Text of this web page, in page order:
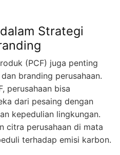
Strategi
(PCF) juga penting
branding perusahaan.
perusahaan bisa
dari pesaing dengan
kepedulian lingkungan.
citra perusahaan di mata
terhadap emisi karbon.